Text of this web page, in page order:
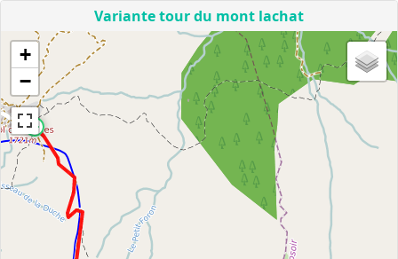
Variante tour du mont lachat
+
−